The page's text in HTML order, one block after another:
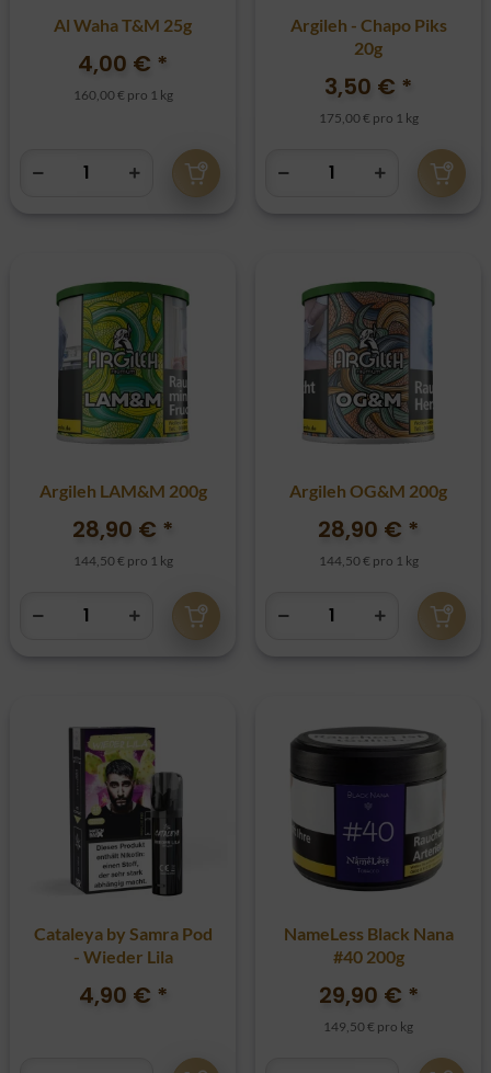
Al Waha T&M 25g
4,00 € *
160,00 € pro 1 kg
Argileh - Chapo Piks
20g
3,50 € *
175,00 € pro 1 kg
Argileh LAM&M 200g
28,90 € *
144,50 € pro 1 kg
Argileh OG&M 200g
28,90 € *
144,50 € pro 1 kg
Cataleya by Samra Pod
- Wieder Lila
4,90 € *
NameLess Black Nana
#40 200g
29,90 € *
149,50 € pro kg